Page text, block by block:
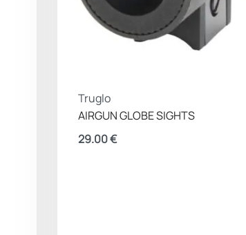
Truglo
AIRGUN GLOBE SIGHTS
29.00€